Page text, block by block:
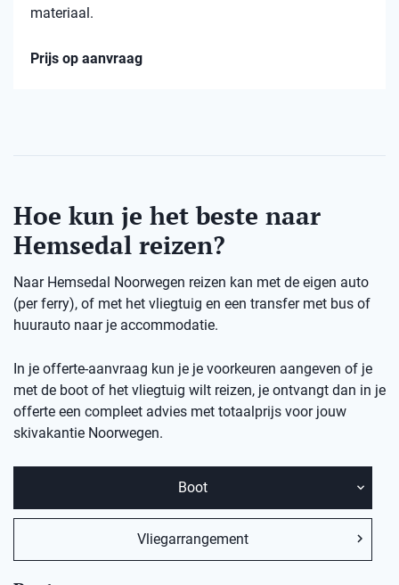
materiaal.
Prijs op aanvraag
Hoe kun je het beste naar
Hemsedal reizen?
Naar Hemsedal Noorwegen reizen kan met de eigen auto
(per ferry), of met het vliegtuig en een transfer met bus of
huurauto naar je accommodatie.
In je offerte-aanvraag kun je je voorkeuren aangeven of je
met de boot of het vliegtuig wilt reizen, je ontvangt dan in je
offerte een compleet advies met totaalprijs voor jouw
skivakantie Noorwegen.
Boot
Vliegarrangement